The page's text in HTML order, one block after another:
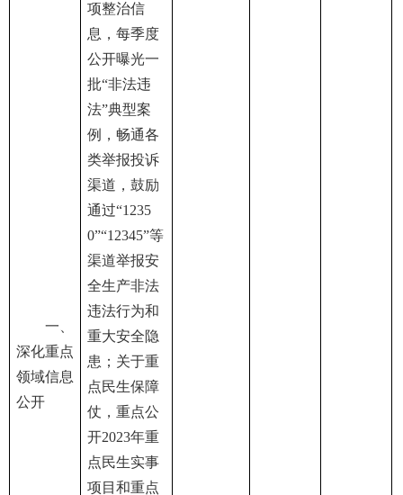
一、
深化重点
领域信息
公开
项整治信
息，每季度
公开曝光一
批“非法违
法”典型案
例，畅通各
类举报投诉
渠道，鼓励
通过“1235
0”“12345”等
渠道举报安
全生产非法
违法行为和
重大安全隐
患；关于重
点民生保障
仗，重点公
开2023年重
点民生实事
项目和重点